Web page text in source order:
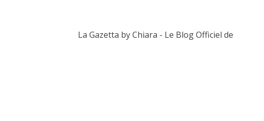
La Gazetta by Chiara - Le Blog Officiel de